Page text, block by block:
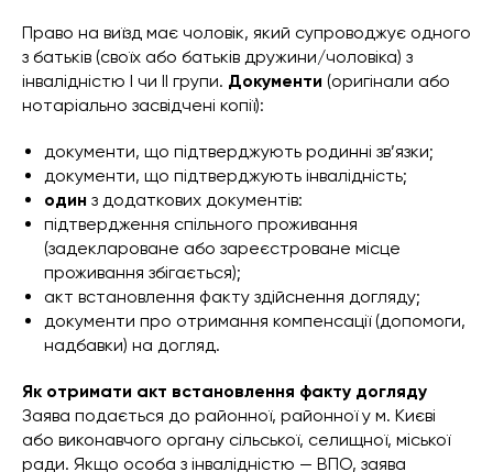
Право на виїзд має чоловік, який супроводжує одного
з батьків (своїх або батьків дружини/чоловіка) з
інвалідністю I чи II групи. Документи (оригінали або
нотаріально засвідчені копії):
документи, що підтверджують родинні зв’язки;
документи, що підтверджують інвалідність;
один з додаткових документів:
підтвердження спільного проживання
(задеклароване або зареєстроване місце
проживання збігається);
акт встановлення факту здійснення догляду;
документи про отримання компенсації (допомоги,
надбавки) на догляд.
Як отримати акт встановлення факту догляду
Заява подається до районної, районної у м. Києві
або виконавчого органу сільської, селищної, міської
ради. Якщо особа з інвалідністю — ВПО, заява